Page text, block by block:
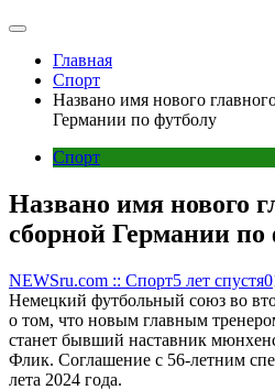
Главная
Спорт
Названо имя нового
Германии по футболу
Спорт
Названо имя нового
сборной Германии по
NEWSru.com :: Спорт5 лет спустя0
Немецкий футбольный союз во
о том, что новым главным
станет бывший наставник
Флик. Соглашение с 56-летним
лета 2024 года.